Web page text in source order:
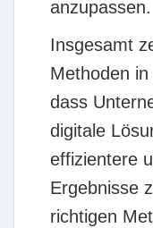
anzupassen.
Insgesamt
Methoden
dass
digitale
effizientere
Ergebnisse
richtigen